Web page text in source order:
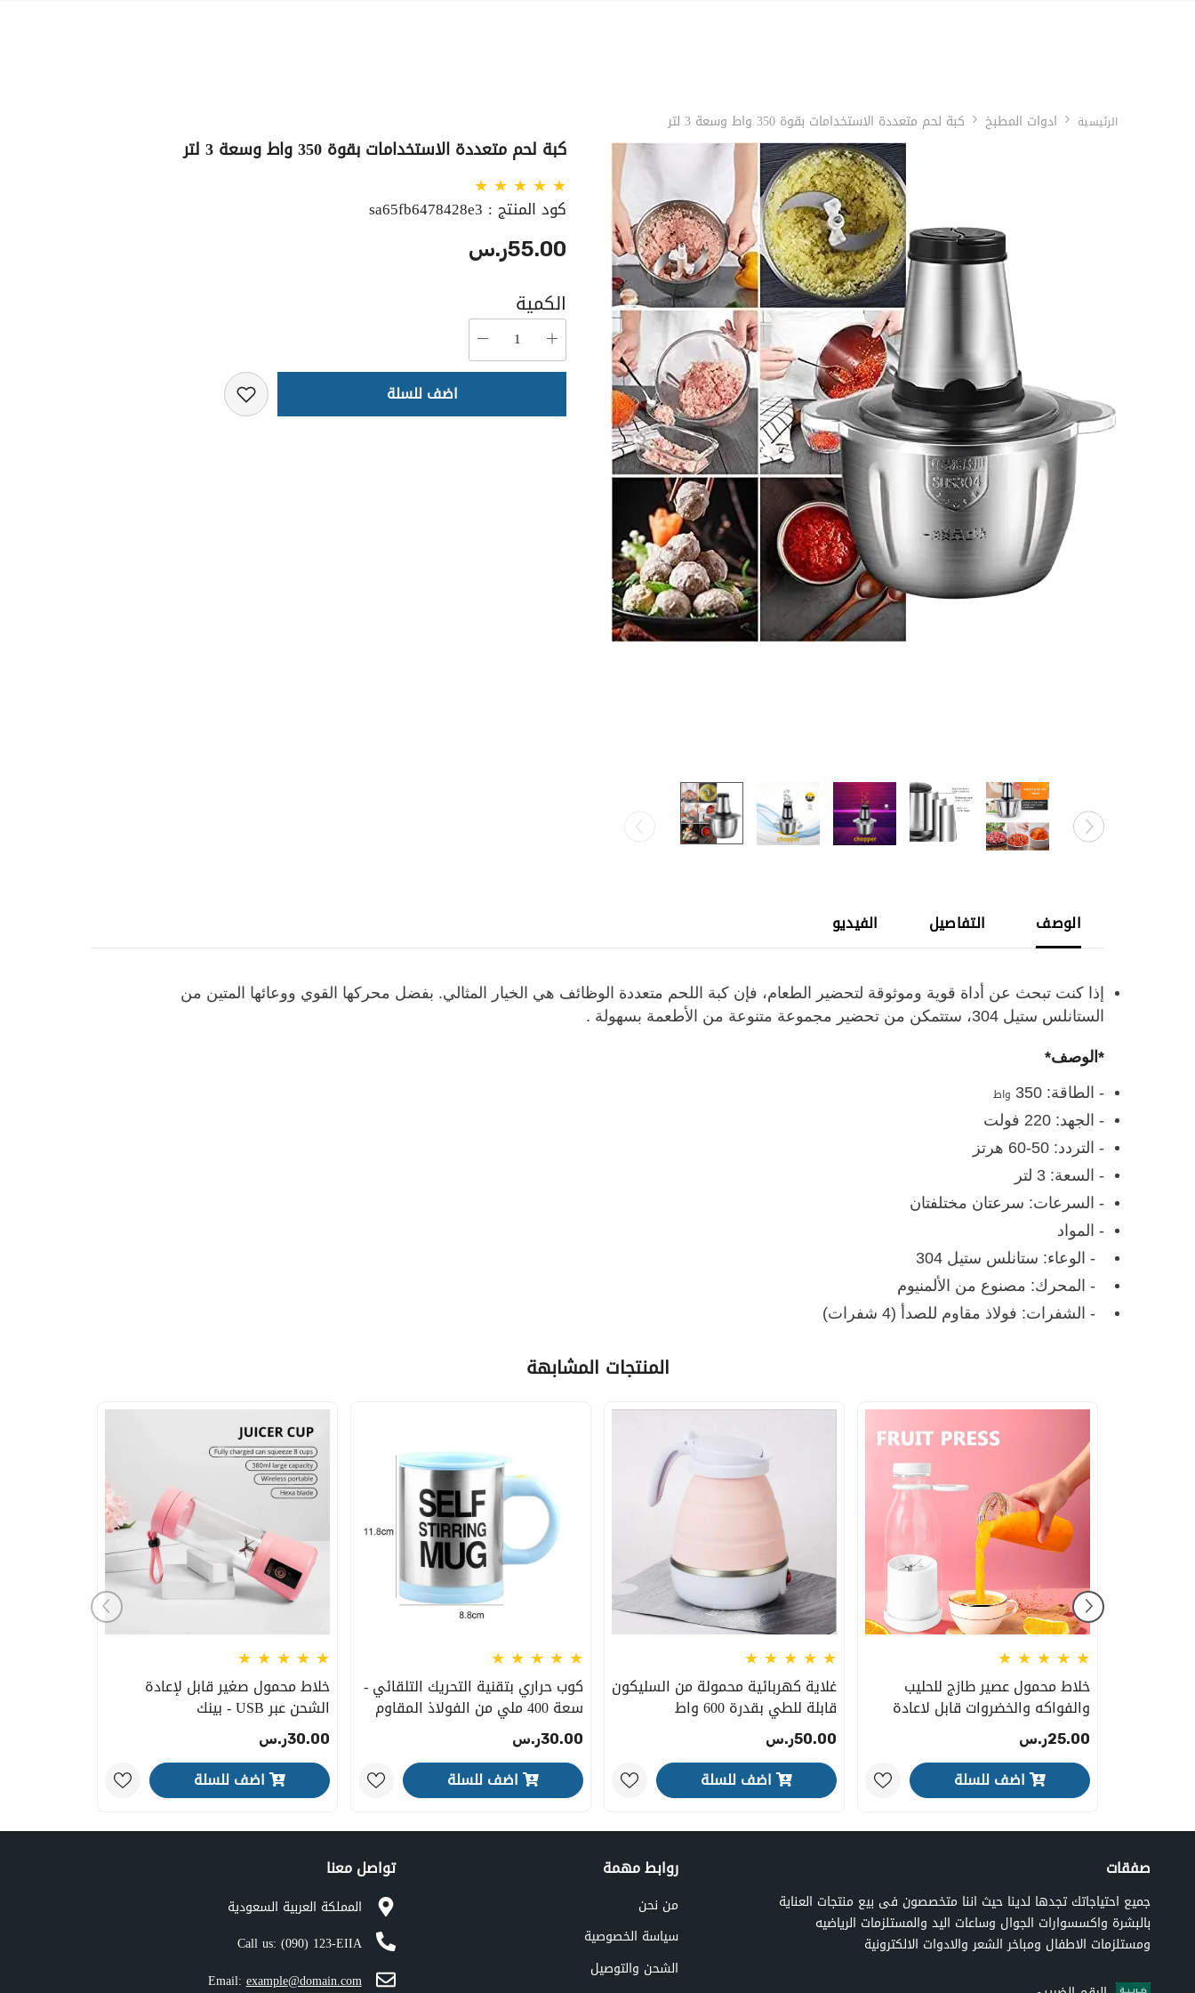
الرئيسية ادوات المطبخ كبة لحم متعددة الاستخدامات بقوة 350 واط وسعة 3 لتر
كبة لحم متعددة الاستخدامات بقوة 350 واط وسعة 3 لتر
كود المنتج : sa65fb6478428e3
55.00ر.س
الكمية
اضف للسلة
الوصف التفاصيل الفيديو
إذا كنت تبحث عن أداة قوية وموثوقة لتحضير الطعام، فإن كبة اللحم متعددة الوظائف هي الخيار المثالي. بفضل محركها القوي ووعائها المتين من
الستانلس ستيل 304، ستتمكن من تحضير مجموعة متنوعة من الأطعمة بسهولة .
*الوصف*
- الطاقة: 350
واط
- الجهد: 220 فولت
- التردد: 50-60 هرتز
- السعة: 3 لتر
- السرعات: سرعتان مختلفتان
- المواد
- الوعاء: ستانلس ستيل 304
- المحرك: مصنوع من الألمنيوم
- الشفرات: فولاذ مقاوم للصدأ (4 شفرات)
المنتجات المشابهة
خلاط محمول صغير قابل لإعادة
الشحن عبر USB - بينك
30.00ر.س
اضف للسلة
كوب حراري بتقنية التحريك التلقائي -
سعة 400 ملي من الفولاذ المقاوم
للصدأ
30.00ر.س
اضف للسلة
غلاية كهربائية محمولة من السليكون
قابلة للطي بقدرة 600 واط
50.00ر.س
اضف للسلة
خلاط محمول عصير طازج للحليب
والفواكه والخضروات قابل لاعادة
والرياضة والمكتب باللون الابيض
25.00ر.س
اضف للسلة
صفقات
جميع احتياجاتك تجدها لدينا حيث اننا متخصصون فى بيع منتجات العناية
بالبشرة واكسسوارات الجوال وساعات اليد والمستلزمات الرياضيه
ومستلزمات الاطفال ومباخر الشعر والادوات الالكترونية
روابط مهمة
من نحن
سياسة الخصوصية
الشحن والتوصيل
تواصل معنا
المملكة العربية السعودية
Call us: (090) 123-EIIA
Email:example@domain.com